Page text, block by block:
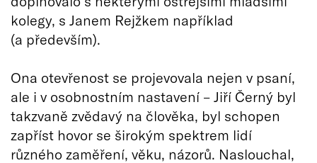
kolegy, s Janem Rejžkem například
(a především).
Ona otevřenost se projevovala nejen v psaní,
ale i v osobnostním nastavení – Jiří Černý byl
takzvaně zvědavý na člověka, byl schopen
zapříst hovor se širokým spektrem lidí
různého zaměření, věku, názorů. Naslouchal,